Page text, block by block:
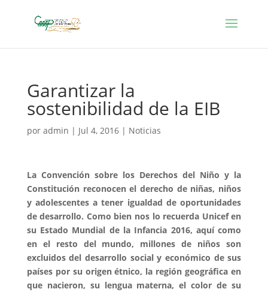
Garantizar la
sostenibilidad de la EIB
por admin | Jul 4, 2016| Noticias
La Convención sobre los Derechos del Niño y la
Constitución reconocen el derecho de niñas, niños
y adolescentes a tener igualdad de oportunidades
de desarrollo. Como bien nos lo recuerda Unicef en
su Estado Mundial de la Infancia 2016, aquí como
en el resto del mundo, millones de niños son
excluidos del desarrollo social y económico de sus
países por su origen étnico, la región geográfica en
que nacieron, su lengua materna, el color de su